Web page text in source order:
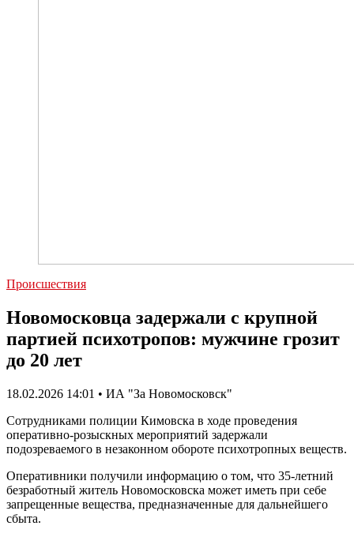
Происшествия
Новомосковца задержали с крупной
партией психотропов: мужчине грозит
до 20 лет
18.02.2026 14:01 • ИА "За Новомосковск"
Сотрудниками полиции Кимовска в ходе проведения
оперативно-розыскных мероприятий задержали
подозреваемого в незаконном обороте психотропных веществ.
Оперативники получили информацию о том, что 35-летний
безработный житель Новомосковска может иметь при себе
запрещенные вещества, предназначенные для дальнейшего
сбыта.